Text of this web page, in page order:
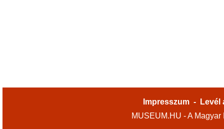
Impresszum -
Levél
MUSEUM.HU - A